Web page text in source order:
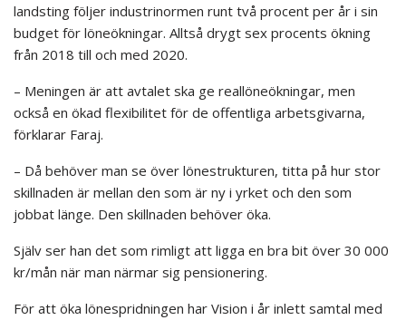
landsting följer industrinormen runt två procent per år i sin
budget för löneökningar. Alltså drygt sex procents ökning
från 2018 till och med 2020.
– Meningen är att avtalet ska ge reallöneökningar, men
också en ökad flexibilitet för de offentliga arbetsgivarna,
förklarar Faraj.
– Då behöver man se över lönestrukturen, titta på hur stor
skillnaden är mellan den som är ny i yrket och den som
jobbat länge. Den skillnaden behöver öka.
Själv ser han det som rimligt att ligga en bra bit över 30 000
kr/mån när man närmar sig pensionering.
För att öka lönespridningen har Vision i år inlett samtal med